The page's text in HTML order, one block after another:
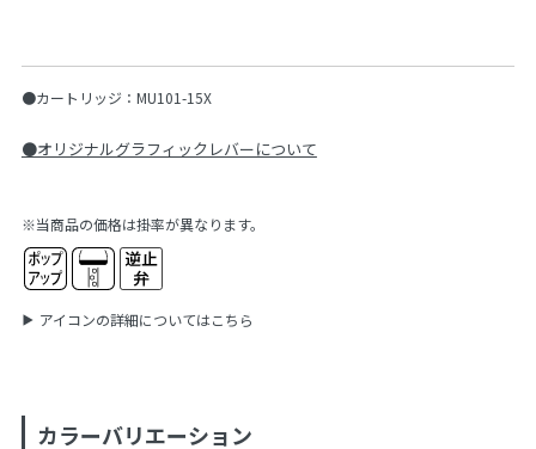
●カートリッジ：MU101-15X
●オリジナルグラフィックレバーについて
※当商品の価格は掛率が異なります。
アイコンの詳細についてはこちら
カラーバリエーション